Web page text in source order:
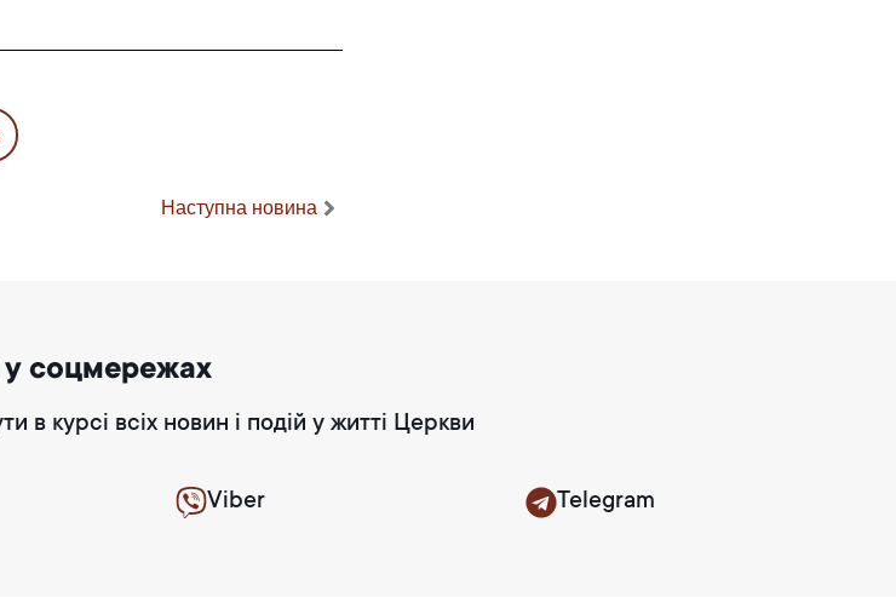
Наступна новина
соцмережах
в курсі всіх новин і подій у житті Церкви
Viber Telegram